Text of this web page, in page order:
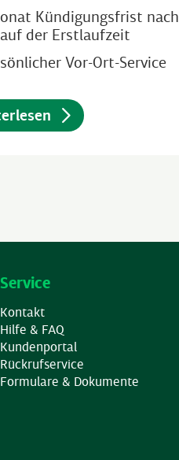
Kündigungsfrist nach
der Erstlaufzeit
Vor-Ort-Service
Service
Kontakt
Hilfe & FAQ
Kundenportal
Rückrufservice
Formulare & Dokumente